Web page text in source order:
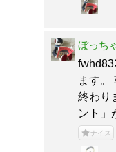
ぼっち
ます。
終わり
ント」
ナイス